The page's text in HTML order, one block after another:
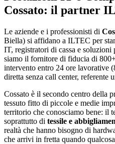
Cossato: il partner
Le aziende e i professionisti di
Biella) si affidano a ILTEC per
IT, registratori di cassa e
siamo il fornitore di fiducia di
intervento entro 24 ore lavorative
diretta senza call center, referente
Cossato è il secondo centro della
tessuto fitto di piccole e medie
territorio che conosciamo bene: il
soprattutto di tessile e
realtà che hanno bisogno di
che arrivi in fretta quando